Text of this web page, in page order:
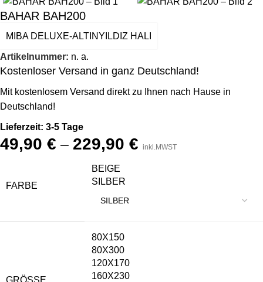
BAHAR BAH200
MIBA DELUXE-ALTINYILDIZ HALI
Artikelnummer: n. a.
Kostenloser Versand in ganz Deutschland!
Mit kostenlosem Versand direkt zu Ihnen nach Hause in
Deutschland!
Lieferzeit: 3-5 Tage
49,90 € – 229,90 € inkl.MWST
FARBE
BEIGE
SILBER
80X150
80X300
120X170
160X230